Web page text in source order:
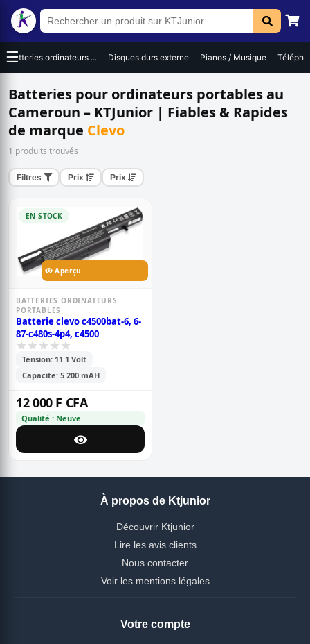
☰
Batteries ordinateurs ... Disques durs externe Pianos / Musique
Batteries pour ordinateurs portables au
Cameroun – KTJunior | Fiables & Rapides
de marque Clevo
1 produits trouvés
Filtres Prix Prix
EN STOCK
Aperçu
BATTERIES ORDINATEURS
PORTABLES
Batterie clevo c4500bat-6, 6-
87-c480s-4p4, c4500
Tension: 11.1 Volt
Capacite: 5 200 mAH
12 000 F CFA
Qualité : Neuve
À propos de Ktjunior
Découvrir Ktjunior
Lire les avis clients
Nous contacter
Voir les mentions légales
Votre compte